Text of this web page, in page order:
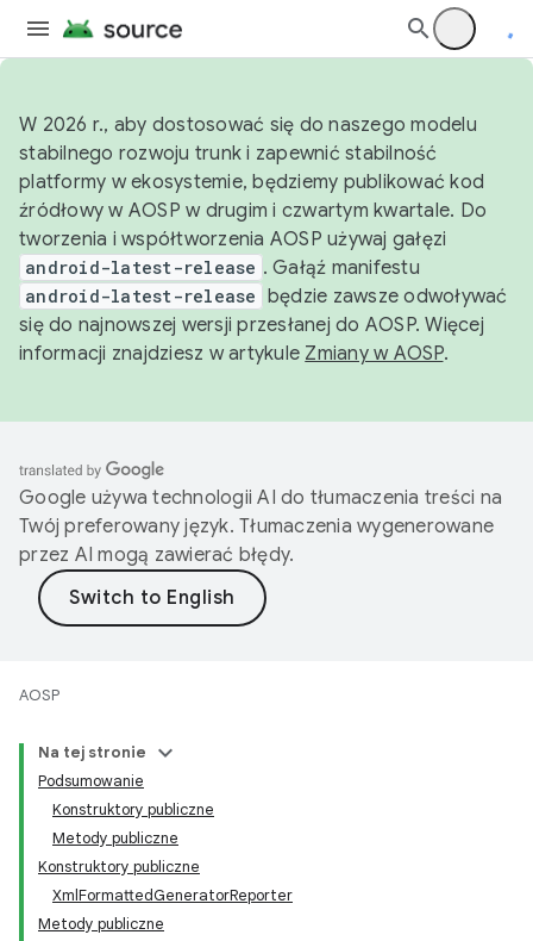
W 2026 r., aby dostosować się do naszego modelu
stabilnego rozwoju trunk i zapewnić stabilność
platformy w ekosystemie, będziemy publikować kod
źródłowy w AOSP w drugim i czwartym kwartale. Do
tworzenia i współtworzenia AOSP używaj gałęzi
android-latest-release . Gałąź manifestu
android-latest-release będzie zawsze odwoływać
się do najnowszej wersji przesłanej do AOSP. Więcej
informacji znajdziesz w artykule Zmiany w AOSP.
Google używa technologii AI do tłumaczenia treści na
Twój preferowany język. Tłumaczenia wygenerowane
przez AI mogą zawierać błędy.
AOSP
Na tej stronie
Podsumowanie
Konstruktory publiczne
Metody publiczne
Konstruktory publiczne
XmlFormattedGeneratorReporter
Metody publiczne